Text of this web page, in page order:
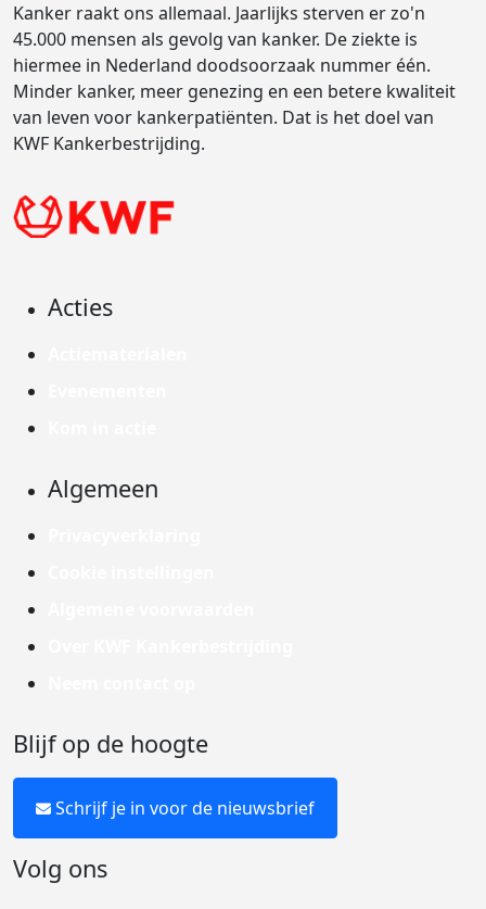
Kanker raakt ons allemaal. Jaarlijks sterven er zo'n
45.000 mensen als gevolg van kanker. De ziekte is
hiermee in Nederland doodsoorzaak nummer één.
Minder kanker, meer genezing en een betere kwaliteit
van leven voor kankerpatiënten. Dat is het doel van
KWF Kankerbestrijding.
Acties
Algemeen
Blijf op de hoogte
Schrijf je in voor de nieuwsbrief
Volg ons